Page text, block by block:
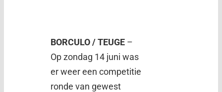
BORCULO / TEUGE –
Op zondag 14 juni was
er weer een competitie
ronde van gewest